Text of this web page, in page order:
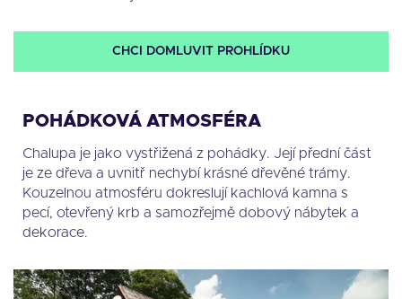
CHCI DOMLUVIT PROHLÍDKU
POHÁDKOVÁ ATMOSFÉRA
Chalupa je jako vystřižená z pohádky. Její přední část
je ze dřeva a uvnitř nechybí krásné dřevěné trámy.
Kouzelnou atmosféru dokreslují kachlová kamna s
pecí, otevřený krb a samozřejmě dobový nábytek a
dekorace.